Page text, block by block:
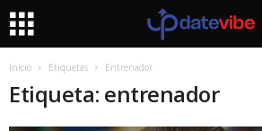
Inicio Etiquetas Entrenador
Etiqueta: entrenador